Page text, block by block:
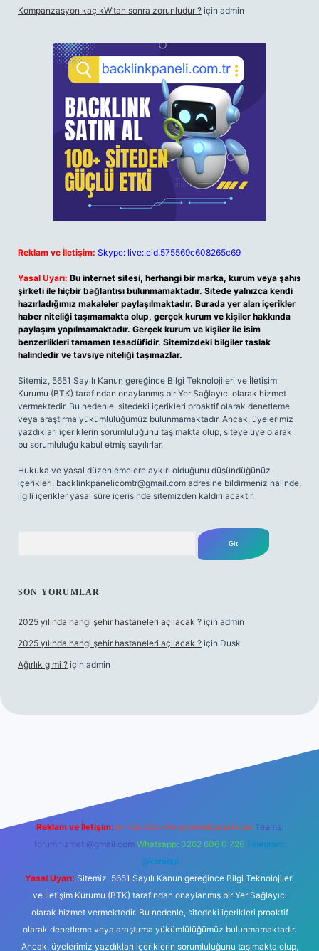
Kompanzasyon kaç kW’tan sonra zorunludur ? için admin
Reklam ve İletişim: Skype: live:.cid.575569c608265c69
Yasal Uyarı: Bu internet sitesi, herhangi bir marka, kurum veya şahıs
şirketi ile hiçbir bağlantısı bulunmamaktadır. Sitede yalnızca kendi
hazırladığımız makaleler paylaşılmaktadır. Burada yer alan içerikler
haber niteliği taşımamakta olup, gerçek kurum ve kişiler hakkında
paylaşım yapılmamaktadır. Gerçek kurum ve kişiler ile isim
benzerlikleri tamamen tesadüfidir. Sitemizdeki bilgiler taslak
halindedir ve tavsiye niteliği taşımazlar.
Sitemiz, 5651 Sayılı Kanun gereğince Bilgi Teknolojileri ve İletişim
Kurumu (BTK) tarafından onaylanmış bir Yer Sağlayıcı olarak hizmet
vermektedir. Bu nedenle, sitedeki içerikleri proaktif olarak denetleme
veya araştırma yükümlülüğümüz bulunmamaktadır. Ancak, üyelerimiz
yazdıkları içeriklerin sorumluluğunu taşımakta olup, siteye üye olarak
bu sorumluluğu kabul etmiş sayılırlar.
Hukuka ve yasal düzenlemelere aykırı olduğunu düşündüğünüz
içerikleri, backlinkpanelicomtr@gmail.com adresine bildirmeniz halinde,
ilgili içerikler yasal süre içerisinde sitemizden kaldırılacaktır.
SON YORUMLAR
2025 yılında hangi şehir hastaneleri açılacak ? için admin
2025 yılında hangi şehir hastaneleri açılacak ? için Dusk
Ağırlık g mi ? için admin
Reklam ve İletişim: E-mail: backlinkpaneli@gmail.com Teams:
forumhizmeti@gmail.com Whatsapp: 0262 606 0 726 Telegram:
@karabul
Yasal Uyarı: Sitemiz, 5651 Sayılı Kanun gereğince Bilgi Teknolojileri
ve İletişim Kurumu (BTK) tarafından onaylanmış bir Yer Sağlayıcı
olarak hizmet vermektedir. Bu nedenle, sitedeki içerikleri proaktif
olarak denetleme veya araştırma yükümlülüğümüz bulunmamaktadır.
Ancak, üyelerimiz yazdıkları içeriklerin sorumluluğunu taşımakta olup,